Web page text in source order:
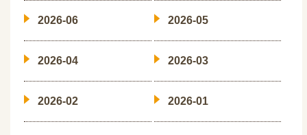
2026-06 2026-05
2026-04 2026-03
2026-02 2026-01